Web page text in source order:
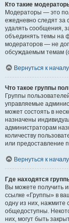
Кто такие
Модераторы — это
ежедневно следят за
удалять сообщения,
объединять темы на
модераторов — не
обсуждаемым темам
Вернуться к началу
Что такое группы
Группы
управляемые
может состоять в
назначены
администраторам
количеству
или предоставление
Вернуться к началу
Где находятся
Вы можете получить
ссылке «Группы» в
одну из них, нажмите
общедоступны.
них, могут быть